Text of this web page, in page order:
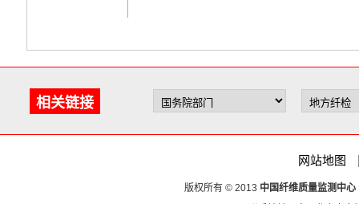
相关链接
网站地图
版权所有 © 2013 中国纤维质量监测中心